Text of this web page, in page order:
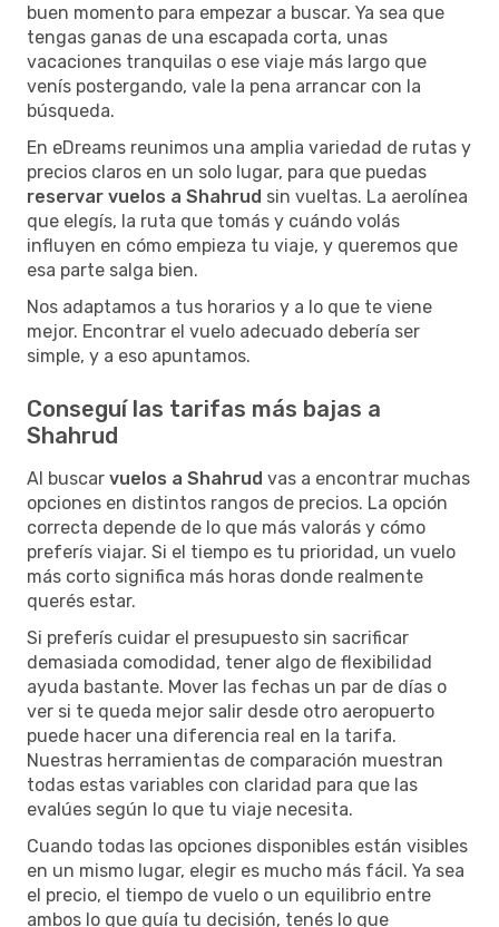
buen momento para empezar a buscar. Ya sea que
tengas ganas de una escapada corta, unas
vacaciones tranquilas o ese viaje más largo que
venís postergando, vale la pena arrancar con la
búsqueda.
En eDreams reunimos una amplia variedad de rutas y
precios claros en un solo lugar, para que puedas
reservar vuelos a Shahrud sin vueltas. La aerolínea
que elegís, la ruta que tomás y cuándo volás
influyen en cómo empieza tu viaje, y queremos que
esa parte salga bien.
Nos adaptamos a tus horarios y a lo que te viene
mejor. Encontrar el vuelo adecuado debería ser
simple, y a eso apuntamos.
Conseguí las tarifas más bajas a
Shahrud
Al buscar vuelos a Shahrud vas a encontrar muchas
opciones en distintos rangos de precios. La opción
correcta depende de lo que más valorás y cómo
preferís viajar. Si el tiempo es tu prioridad, un vuelo
más corto significa más horas donde realmente
querés estar.
Si preferís cuidar el presupuesto sin sacrificar
demasiada comodidad, tener algo de flexibilidad
ayuda bastante. Mover las fechas un par de días o
ver si te queda mejor salir desde otro aeropuerto
puede hacer una diferencia real en la tarifa.
Nuestras herramientas de comparación muestran
todas estas variables con claridad para que las
evalúes según lo que tu viaje necesita.
Cuando todas las opciones disponibles están visibles
en un mismo lugar, elegir es mucho más fácil. Ya sea
el precio, el tiempo de vuelo o un equilibrio entre
ambos lo que guía tu decisión, tenés lo que